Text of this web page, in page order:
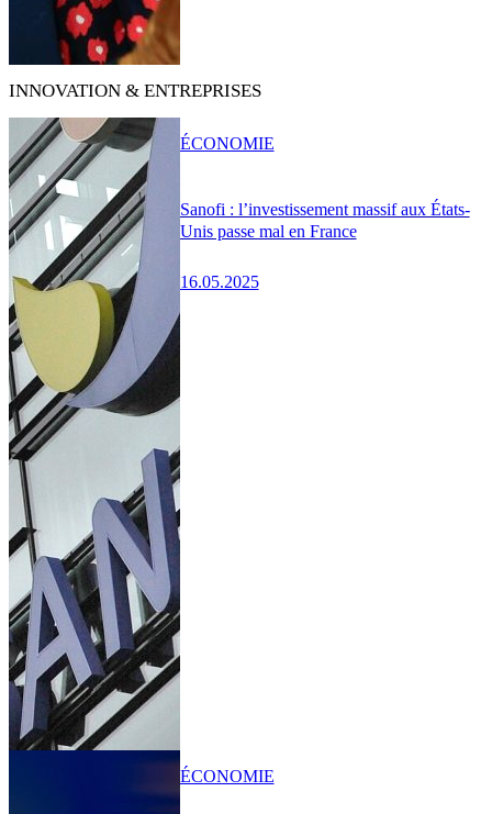
INNOVATION & ENTREPRISES
Sanofi : l’investissement massif aux États-
Unis passe mal en France
16.05.2025
ÉCONOMIE
ÉCONOMIE